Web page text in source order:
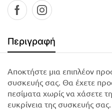
Περιγραφή
Αποκτήστε μια επιπλέον
συσκευής σας. Θα έχετε
πεσίματα χωρίς να χάσετε
ευκρίνεια της συσκευής σας.